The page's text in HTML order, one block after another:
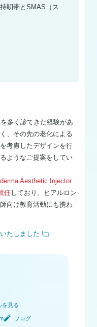
靭帯とSMAS（ス
多く診てきた経験があ
、その先の老化による
考慮したデザインを行
ようなご提案をしてい
Aesthetic Injector
任しており、ヒアルロン
向け教育活動にも携わ
たしました
を見る
ブログ